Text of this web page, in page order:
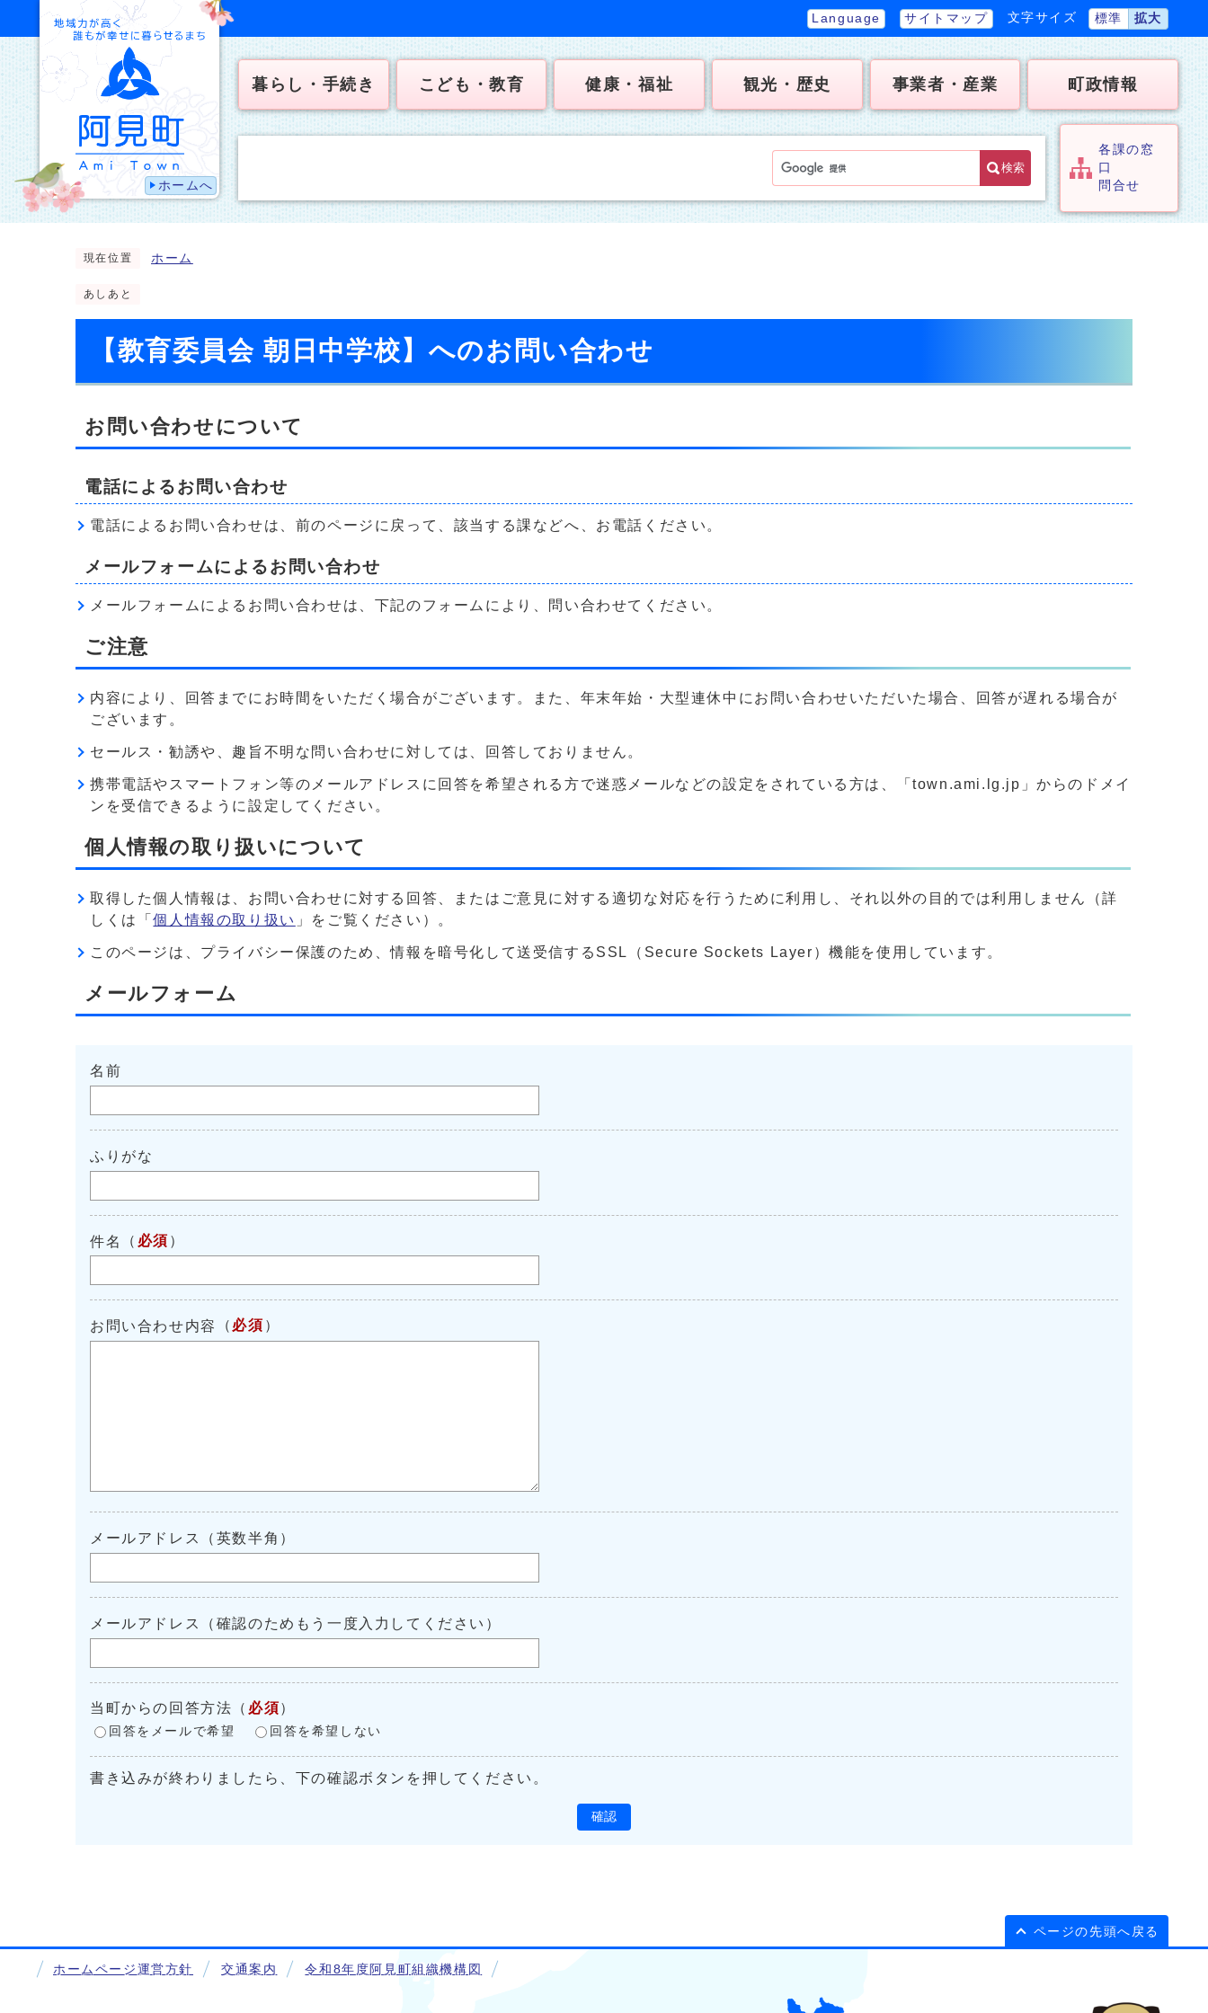
ホームへ
Language サイトマップ 文字サイズ 標準 拡大
暮らし・手続き こども・教育 健康・福祉 観光・歴史 事業者・産業 町政情報
検索
各課の窓
口
問合せ
現在位置 ホーム
あしあと
【教育委員会 朝日中学校】へのお問い合わせ
お問い合わせについて
電話によるお問い合わせ
電話によるお問い合わせは、前のページに戻って、該当する課などへ、お電話ください。
メールフォームによるお問い合わせ
メールフォームによるお問い合わせは、下記のフォームにより、問い合わせてください。
ご注意
内容により、回答までにお時間をいただく場合がございます。また、年末年始・大型連休中にお問い合わせいただいた場合、回答が遅れる場合が
ございます。
セールス・勧誘や、趣旨不明な問い合わせに対しては、回答しておりません。
携帯電話やスマートフォン等のメールアドレスに回答を希望される方で迷惑メールなどの設定をされている方は、「town.ami.lg.jp」からのドメイ
ンを受信できるように設定してください。
個人情報の取り扱いについて
取得した個人情報は、お問い合わせに対する回答、またはご意見に対する適切な対応を行うために利用し、それ以外の目的では利用しません（詳
しくは「個人情報の取り扱い 」をご覧ください）。
このページは、プライバシー保護のため、情報を暗号化して送受信するSSL（Secure Sockets Layer）機能を使用しています。
メールフォーム
名前
ふりがな
件名 （ 必須 ）
お問い合わせ内容 （ 必須 ）
メールアドレス（英数半角）
メールアドレス（確認のためもう一度入力してください）
当町からの回答方法 （ 必須）
回答をメールで希望 回答を希望しない
書き込みが終わりましたら、下の確認ボタンを押してください。
確認
ページの先頭へ戻る
ホームページ運営方針 交通案内 令和8年度阿見町組織機構図